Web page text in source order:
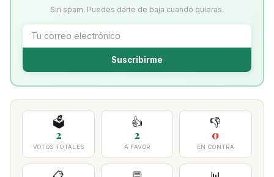
Sin spam. Puedes darte de baja cuando quieras.
Suscribirme
🗳️
2
VOTOS TOTALES
👍
2
A FAVOR
👎
0
EN CONTRA